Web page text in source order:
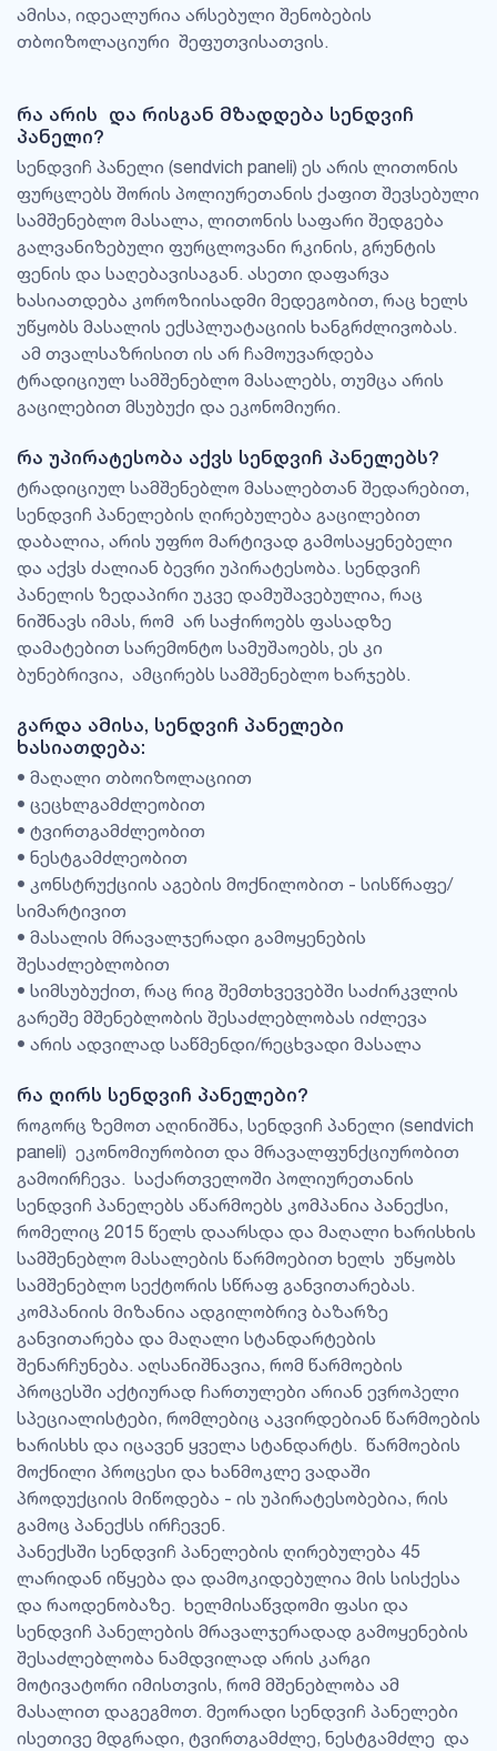
ამისა, იდეალურია არსებული შენობების
თბოიზოლაციური შეფუთვისათვის.
რა არის და რისგან მზადდება სენდვიჩ
პანელი?
სენდვიჩ პანელი (sendvich paneli) ეს არის ლითონის
ფურცლებს შორის პოლიურეთანის ქაფით შევსებული
სამშენებლო მასალა, ლითონის საფარი შედგება
გალვანიზებული ფურცლოვანი რკინის, გრუნტის
ფენის და საღებავისაგან. ასეთი დაფარვა
ხასიათდება კოროზიისადმი მედეგობით, რაც ხელს
უწყობს მასალის ექსპლუატაციის ხანგრძლივობას.
ამ თვალსაზრისით ის არ ჩამოუვარდება
ტრადიციულ სამშენებლო მასალებს, თუმცა არის
გაცილებით მსუბუქი და ეკონომიური.
რა უპირატესობა აქვს სენდვიჩ პანელებს?
ტრადიციულ სამშენებლო მასალებთან შედარებით,
სენდვიჩ პანელების ღირებულება გაცილებით
დაბალია, არის უფრო მარტივად გამოსაყენებელი
და აქვს ძალიან ბევრი უპირატესობა. სენდვიჩ
პანელის ზედაპირი უკვე დამუშავებულია, რაც
ნიშნავს იმას, რომ არ საჭიროებს ფასადზე
დამატებით სარემონტო სამუშაოებს, ეს კი
ბუნებრივია, ამცირებს სამშენებლო ხარჯებს.
გარდა ამისა, სენდვიჩ პანელები
ხასიათდება:
• მაღალი თბოიზოლაციით
• ცეცხლგამძლეობით
• ტვირთგამძლეობით
• ნესტგამძლეობით
• კონსტრუქციის აგების მოქნილობით - სისწრაფე/
სიმარტივით
• მასალის მრავალჯერადი გამოყენების
შესაძლებლობით
• სიმსუბუქით, რაც რიგ შემთხვევებში საძირკვლის
გარეშე მშენებლობის შესაძლებლობას იძლევა
• არის ადვილად საწმენდი/რეცხვადი მასალა
რა ღირს სენდვიჩ პანელები?
როგორც ზემოთ აღინიშნა, სენდვიჩ პანელი (sendvich
paneli) ეკონომიურობით და მრავალფუნქციურობით
გამოირჩევა. საქართველოში პოლიურეთანის
სენდვიჩ პანელებს აწარმოებს კომპანია პანექსი,
რომელიც 2015 წელს დაარსდა და მაღალი ხარისხის
სამშენებლო მასალების წარმოებით ხელს უწყობს
სამშენებლო სექტორის სწრაფ განვითარებას.
კომპანიის მიზანია ადგილობრივ ბაზარზე
განვითარება და მაღალი სტანდარტების
შენარჩუნება. აღსანიშნავია, რომ წარმოების
პროცესში აქტიურად ჩართულები არიან ევროპელი
სპეციალისტები, რომლებიც აკვირდებიან წარმოების
ხარისხს და იცავენ ყველა სტანდარტს. წარმოების
მოქნილი პროცესი და ხანმოკლე ვადაში
პროდუქციის მიწოდება - ის უპირატესობებია, რის
გამოც პანექსს ირჩევენ.
პანექსში სენდვიჩ პანელების ღირებულება 45
ლარიდან იწყება და დამოკიდებულია მის სისქესა
და რაოდენობაზე. ხელმისაწვდომი ფასი და
სენდვიჩ პანელების მრავალჯერადად გამოყენების
შესაძლებლობა ნამდვილად არის კარგი
მოტივატორი იმისთვის, რომ მშენებლობა ამ
მასალით დაგეგმოთ. მეორადი სენდვიჩ პანელები
ისეთივე მდგრადი, ტვირთგამძლე, ნესტგამძლე და